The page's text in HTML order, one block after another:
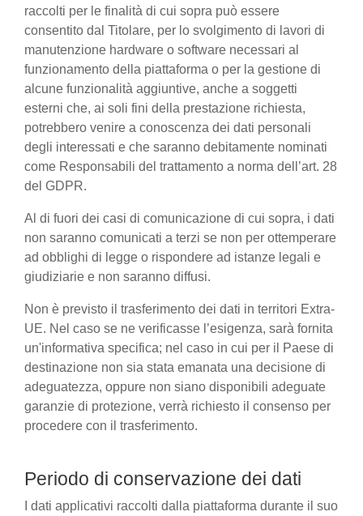
raccolti per le finalità di cui sopra può essere
consentito dal Titolare, per lo svolgimento di lavori di
manutenzione hardware o software necessari al
funzionamento della piattaforma o per la gestione di
alcune funzionalità aggiuntive, anche a soggetti
esterni che, ai soli fini della prestazione richiesta,
potrebbero venire a conoscenza dei dati personali
degli interessati e che saranno debitamente nominati
come Responsabili del trattamento a norma dell’art. 28
del GDPR.
Al di fuori dei casi di comunicazione di cui sopra, i dati
non saranno comunicati a terzi se non per ottemperare
ad obblighi di legge o rispondere ad istanze legali e
giudiziarie e non saranno diffusi.
Non è previsto il trasferimento dei dati in territori Extra-
UE. Nel caso se ne verificasse l’esigenza, sarà fornita
un'informativa specifica; nel caso in cui per il Paese di
destinazione non sia stata emanata una decisione di
adeguatezza, oppure non siano disponibili adeguate
garanzie di protezione, verrà richiesto il consenso per
procedere con il trasferimento.
Periodo di conservazione dei dati
I dati applicativi raccolti dalla piattaforma durante il suo